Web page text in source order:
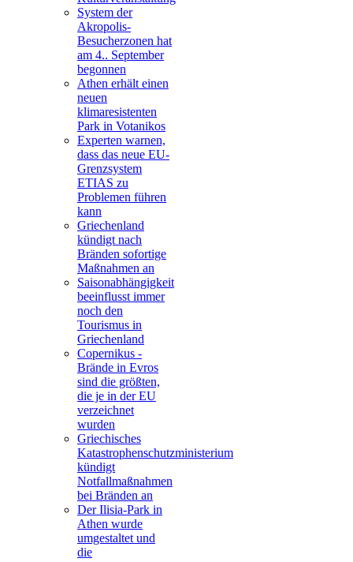
System der
Akropolis-
Besucherzonen hat
am 4.. September
begonnen
Athen erhält einen
neuen
klimaresistenten
Park in Votanikos
Experten warnen,
dass das neue EU-
Grenzsystem
ETIAS zu
Problemen führen
kann
Griechenland
kündigt nach
Bränden sofortige
Maßnahmen an
Saisonabhängigkeit
beeinflusst immer
noch den
Tourismus in
Griechenland
Copernikus -
Brände in Evros
sind die größten,
die je in der EU
verzeichnet
wurden
Griechisches
Katastrophenschutzministerium
kündigt
Notfallmaßnahmen
bei Bränden an
Der Ilisia-Park in
Athen wurde
umgestaltet und
die